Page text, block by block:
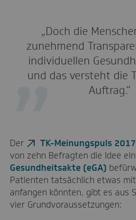
„Doch die
zunehmend
individuellen
und das versteht die
Auftrag.“
Der TK-Meinungspuls 2017
von zehn Befragten die Idee
Gesundheitsakte (eGA)
Patienten tatsächlich etwas
anfangen könnten, gibt es aus
vier Grundvoraussetzungen: